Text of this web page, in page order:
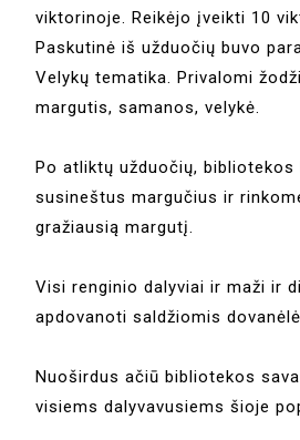
viktorinoje. Reikėjo įveikti 10
Paskutinė iš užduočių buvo
Velykų tematika. Privalomi
margutis, samanos, velykė.
Po atliktų užduočių, bibliotekos
susineštus margučius ir
gražiausią margutį.
Visi renginio dalyviai ir maži ir
apdovanoti saldžiomis
Nuoširdus ačiū bibliotekos
visiems dalyvavusiems šioje